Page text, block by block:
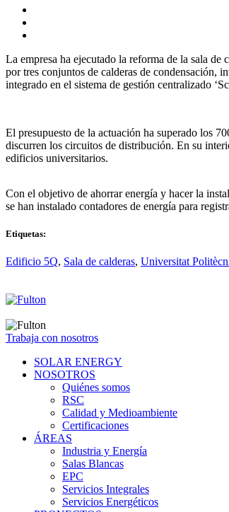
La empresa ha ejecutado la reforma de la sala
por tres conjuntos de calderas de condensación,
integrado en el sistema de gestión centralizado
El presupuesto de la actuación ha superado los
discurren los circuitos de distribución. En su
edificios universitarios.
Con el objetivo de ahorrar energía y hacer la
se han instalado contadores de energía para
Etiquetas:
Edificio 5Q, Sala de calderas, Universitat
Trabaja con nosotros
SOLAR ENERGY
NOSOTROS
Quiénes somos
RSC
Calidad y Medioambiente
Certificaciones
ÁREAS
Industria y Energía
Salas Blancas
EPC
Servicios Integrales
Servicios Energéticos